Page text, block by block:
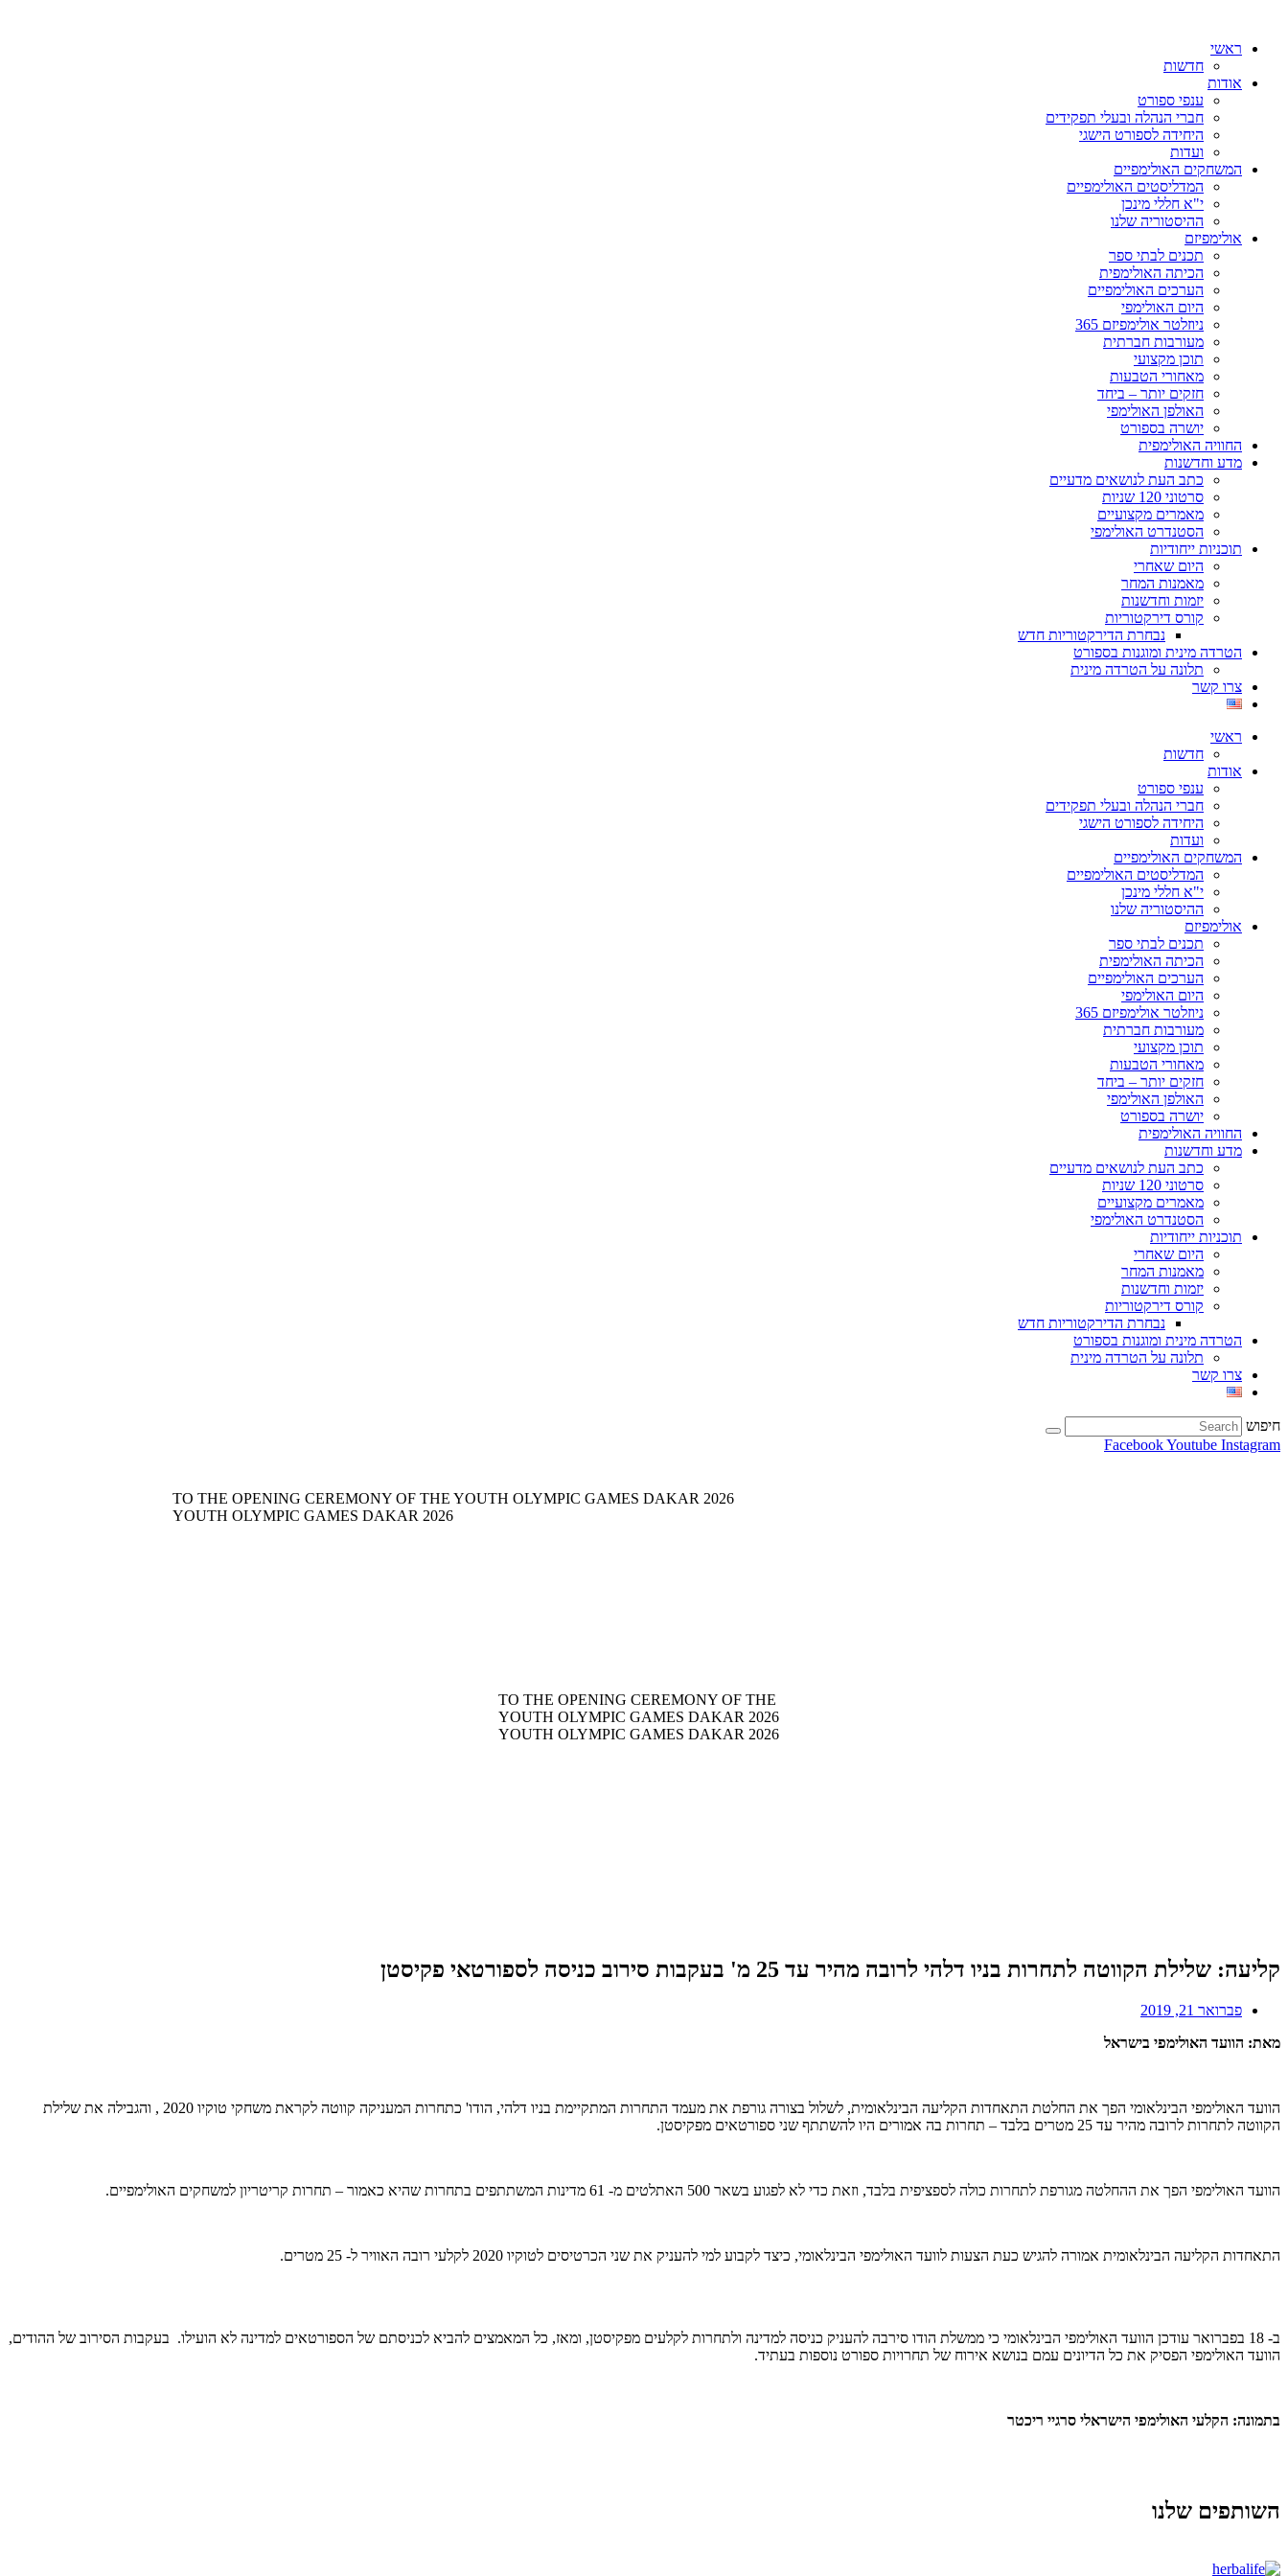
ראשי
חדשות
אודות
ענפי ספורט
חברי הנהלה ובעלי תפקידים
היחידה לספורט הישגי
ועדות
המשחקים האולימפיים
המדליסטים האולימפיים
י"א חללי מינכן
ההיסטוריה שלנו
אולימפיזם
תכנים לבתי ספר
הכיתה האולימפית
הערכים האולימפיים
היום האולימפי
ניוזלטר אולימפיזם 365
מעורבות חברתית
תוכן מקצועי
מאחורי הטבעות
חזקים יותר – ביחד
האולפן האולימפי
יושרה בספורט
החוויה האולימפית
מדע וחדשנות
כתב העת לנושאים מדעיים
סרטוני 120 שניות
מאמרים מקצועיים
הסטנדרט האולימפי
תוכניות ייחודיות
היום שאחרי
מאמנות המחר
יזמות וחדשנות
קורס דירקטוריות
נבחרת הדירקטוריות חדש
הטרדה מינית ומוגנות בספורט
תלונה על הטרדה מינית
צרו קשר
ראשי
חדשות
אודות
ענפי ספורט
חברי הנהלה ובעלי תפקידים
היחידה לספורט הישגי
ועדות
המשחקים האולימפיים
המדליסטים האולימפיים
י"א חללי מינכן
ההיסטוריה שלנו
אולימפיזם
תכנים לבתי ספר
הכיתה האולימפית
הערכים האולימפיים
היום האולימפי
ניוזלטר אולימפיזם 365
מעורבות חברתית
תוכן מקצועי
מאחורי הטבעות
חזקים יותר – ביחד
האולפן האולימפי
יושרה בספורט
החוויה האולימפית
מדע וחדשנות
כתב העת לנושאים מדעיים
סרטוני 120 שניות
מאמרים מקצועיים
הסטנדרט האולימפי
תוכניות ייחודיות
היום שאחרי
מאמנות המחר
יזמות וחדשנות
קורס דירקטוריות
נבחרת הדירקטוריות חדש
הטרדה מינית ומוגנות בספורט
תלונה על הטרדה מינית
צרו קשר
חיפוש
FacebookYoutube Instagram
קליעה: שלילת הקווטה לתחרות בניו דלהי לרובה מהיר עד 25 מ' בעקבות סירוב כניסה לספורטאי פקיסטן
פברואר 21, 2019
מאת: הוועד האולימפי בישראל
הוועד האולימפי הבינלאומי הפך את החלטת התאחדות הקליעה הבינלאומית, לשלול בצורה גורפת את מעמד התחרות המתקיימת בניו דלהי, הודו' כתחרות המעניקה קווטה לקראת משחקי טוקיו 2020 , והגבילה את שלילת
הקווטה לתחרות לרובה מהיר עד 25 מטרים בלבד – תחרות בה אמורים היו להשתתף שני ספורטאים מפקיסטן.
הוועד האולימפי הפך את ההחלטה מגורפת לתחרות כולה לספציפית בלבד, וזאת כדי לא לפגוע בשאר 500 האתלטים מ- 61 מדינות המשתתפים בתחרות שהיא כאמור – תחרות קריטריון למשחקים האולימפיים.
התאחדות הקליעה הבינלאומית אמורה להגיש כעת הצעות לוועד האולימפי הבינלאומי, כיצד לקבוע למי להעניק את שני הכרטיסים לטוקיו 2020 לקלעי רובה האוויר ל- 25 מטרים.
ב- 18 בפברואר עודכן הוועד האולימפי הבינלאומי כי ממשלת הודו סירבה להעניק כניסה למדינה ולתחרות לקלעים מפקיסטן, ומאז, כל המאמצים להביא לכניסתם של הספורטאים למדינה לא הועילו. בעקבות הסירוב של ההודים,
הוועד האולימפי הפסיק את כל הדיונים עמם בנושא אירוח של תחרויות ספורט נוספות בעתיד.
בתמונה: הקלעי האולימפי הישראלי סרגיי ריכטר
השותפים שלנו